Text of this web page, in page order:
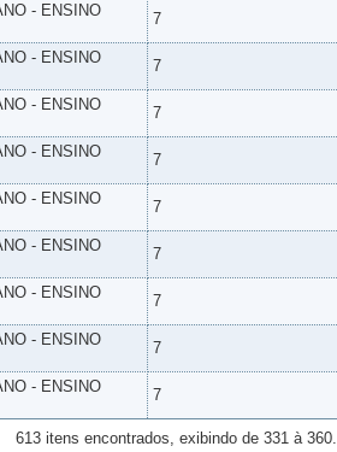
- ENSINO
7
- ENSINO
7
- ENSINO
7
- ENSINO
7
- ENSINO
7
- ENSINO
7
- ENSINO
7
- ENSINO
7
- ENSINO
7
613 itens encontrados, exibindo de 331 à 360.